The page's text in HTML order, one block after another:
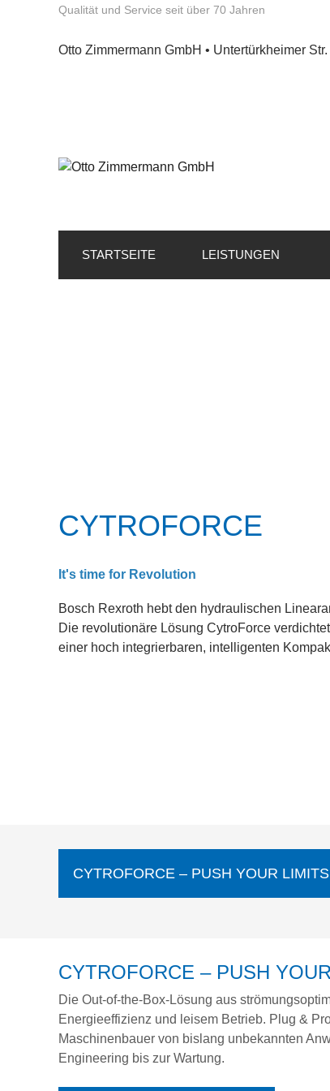
Qualität und Service seit über 70 Jahren
Otto Zimmermann GmbH • Untertürkheimer
STARTSEITE LEISTUNGEN
CYTROFORCE
It's time for Revolution
Bosch Rexroth hebt den hydraulischen
Die revolutionäre Lösung CytroForce
einer hoch integrierbaren, intelligenten
CYTROFORCE – PUSH YOUR LIMITS
CYTROFORCE – PUSH
Die Out-of-the-Box-Lösung aus
Energieeffizienz und leisem Betrieb. Plug &
Maschinenbauer von bislang unbekannten
Engineering bis zur Wartung.